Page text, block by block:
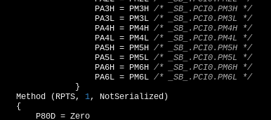
PA3H = PM3H
/* _SB_.PCI0.PM3H */
PA3L = PM3L
/* _SB_.PCI0.PM3L */
PA4H = PM4H
/* _SB_.PCI0.PM4H */
PA4L = PM4L
/* _SB_.PCI0.PM4L */
PA5H = PM5H
/* _SB_.PCI0.PM5H */
PA5L = PM5L
/* _SB_.PCI0.PM5L */
PA6H = PM6H
/* _SB_.PCI0.PM6H */
PA6L = PM6L
/* _SB_.PCI0.PM6L */
}
Method (RPTS,
1, NotSerialized)
{
P80D =
Zero